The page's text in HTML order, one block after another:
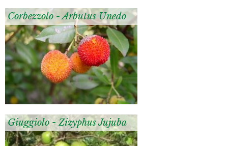
Corbezzolo - Arbutus Unedo
Giuggiolo - Zizyphus Jujuba